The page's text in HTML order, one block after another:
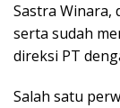
Sastra Winara,
serta sudah
direksi PT
Salah satu